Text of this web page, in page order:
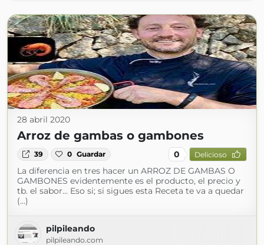
28 abril 2020
Arroz de gambas o gambones
39 0 Guardar 0 Delicioso
La diferencia en tres hacer un ARROZ DE GAMBAS O
GAMBONES evidentemente es el producto, el precio y
tb. el sabor… Eso si; si sigues esta Receta te va a quedar
(...)
pilpileando
pilpileando.com